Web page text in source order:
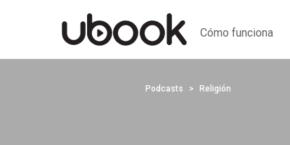
Cómo funciona
Podcasts Religión